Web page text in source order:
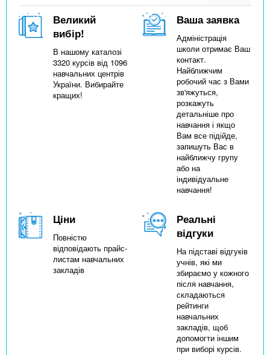
Великий
вибір!
В нашому каталозі
3320 курсів від 1096
навчальних центрів
України. Вибирайте
кращих!
Ваша заявка
Адміністрація
школи отримає Ваш
контакт.
Найближчим
робочий час з Вами
зв'яжуться,
розкажуть
детальніше про
навчання і якщо
Вам все підійде,
запишуть Вас в
найближчу групу
або на
індивідуальне
навчання!
Ціни
Повністю
відповідають прайс-
листам навчальних
закладів
Реальні
відгуки
На підставі відгуків
учнів, які ми
збираємо у кожного
після навчання,
складаються
рейтинги
навчальних
закладів, щоб
допомогти іншим
при виборі курсів.